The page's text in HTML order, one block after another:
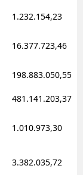
1.232.154,23
16.377.723,46
198.883.050,55
481.141.203,37
1.010.973,30
3.382.035,72